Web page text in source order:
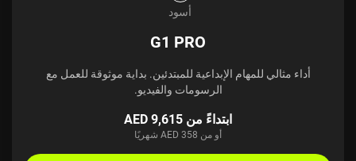
أسود
G1 PRO
أداء مثالي للمهام الإبداعية للمبتدئين. بداية موثوقة للعمل مع
الرسومات والفيديو.
ابتداءً من AED 9,615
أو من AED 358 شهريًا